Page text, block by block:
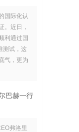
国际化认
。近日，
利通过国
测试，这
气，更为
巴赫一行
弗洛里